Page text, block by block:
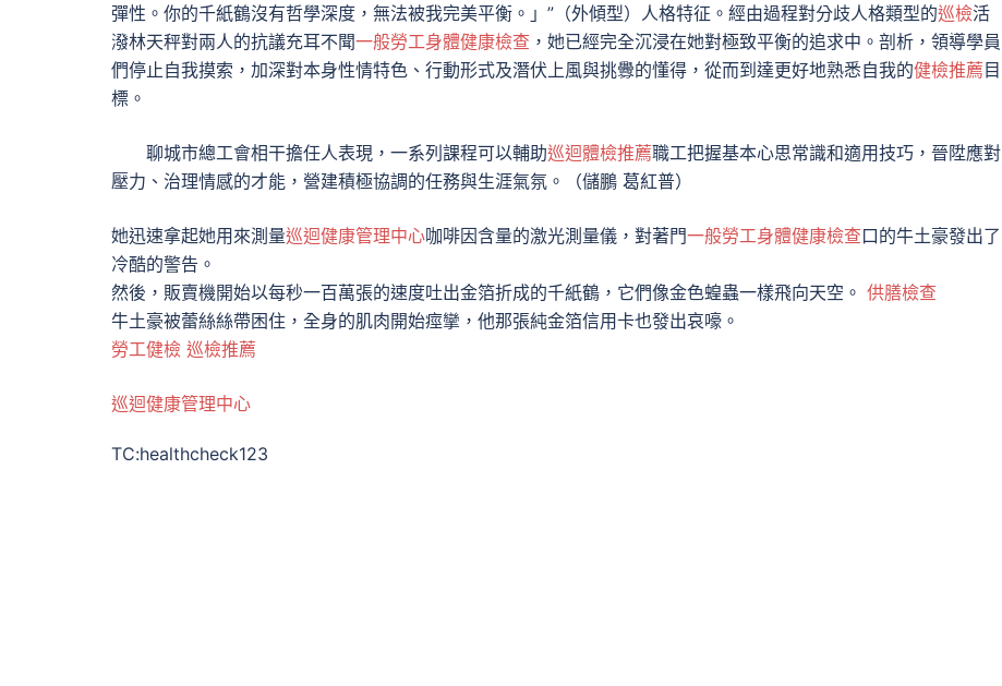
彈性。你的千紙鶴沒有哲學深度，無法被我完美平衡。」”（外傾型）人格特征。經由過程對分歧人格類型的巡檢活
潑林天秤對兩人的抗議充耳不聞一般勞工身體健康檢查 ，她已經完全沉浸在她對極致平衡的追求中。剖析，領導學員
們停止自我摸索，加深對本身性情特色、行動形式及潛伏上風與挑釁的懂得，從而到達更好地熟悉自我的健檢推薦目
標。
聊城市總工會相干擔任人表現，一系列課程可以輔助巡迴體檢推薦職工把握基本心思常識和適用技巧，晉陞應對
壓力、治理情感的才能，營建積極協調的任務與生涯氣氛。（儲鵬 葛紅普）
她迅速拿起她用來測量巡迴健康管理中心咖啡因含量的激光測量儀，對著門一般勞工身體健康檢查口的牛土豪發出了
冷酷的警告。
然後，販賣機開始以每秒一百萬張的速度吐出金箔折成的千紙鶴，它們像金色蝗蟲一樣飛向天空。 供膳檢查
牛土豪被蕾絲絲帶困住，全身的肌肉開始痙攣，他那張純金箔信用卡也發出哀嚎。
勞工健檢 巡檢推薦
巡迴健康管理中心
TC:healthcheck123